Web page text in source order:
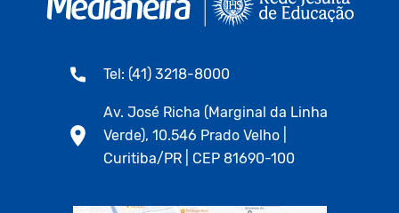
Tel: (41) 3218-8000
Av. José Richa (Marginal da Linha
Verde), 10.546 Prado Velho |
Curitiba/PR | CEP 81690-100